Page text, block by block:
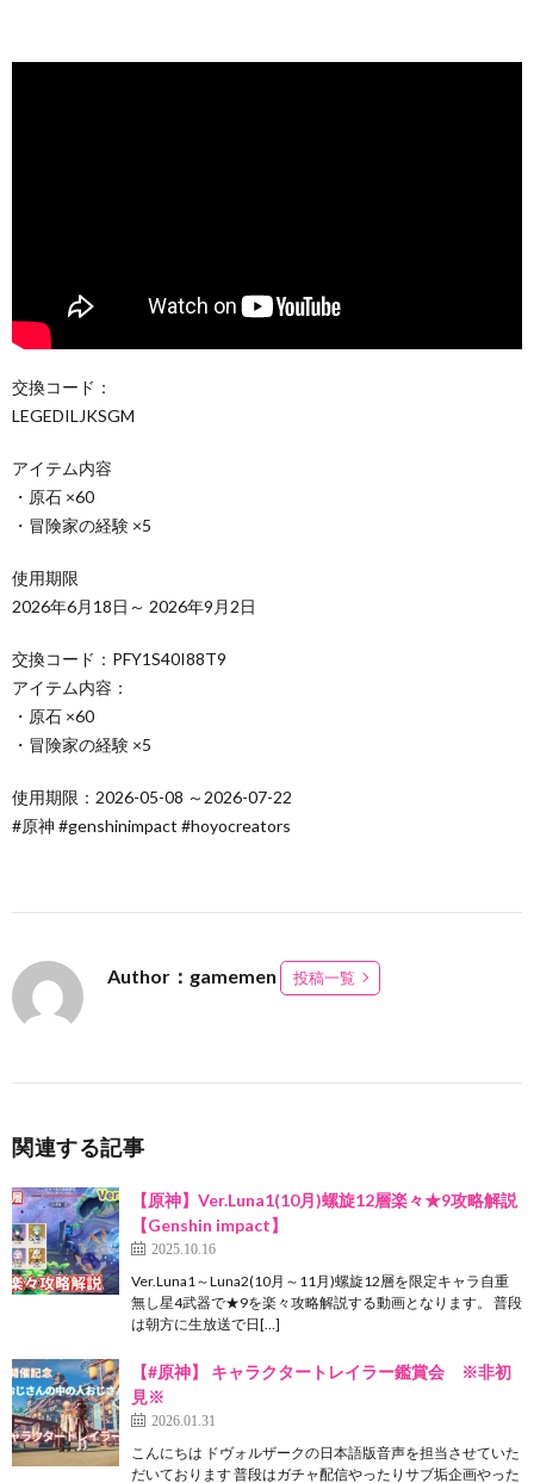
交換コード：
LEGEDILJKSGM
アイテム内容
・原石 ×60
・冒険家の経験 ×5
使用期限
2026年6月18日～ 2026年9月2日
交換コード：PFY1S40I88T9
アイテム内容：
・原石 ×60
・冒険家の経験 ×5
使用期限：2026-05-08 ～2026-07-22
#原神 #genshinimpact #hoyocreators
Author：gamemen 投稿一覧
関連する記事
【原神】Ver.Luna1(10月)螺旋12層楽々★9攻略解説
【Genshin impact】
2025.10.16
Ver.Luna1～Luna2(10月～11月)螺旋12層を限定キャラ自重
無し星4武器で★9を楽々攻略解説する動画となります。 普段
は朝方に生放送で日[…]
【#原神】 キャラクタートレイラー鑑賞会 ※非初
見※
2026.01.31
こんにちは ドヴォルザークの日本語版音声を担当させていた
だいております 普段はガチャ配信やったりサブ垢企画やった